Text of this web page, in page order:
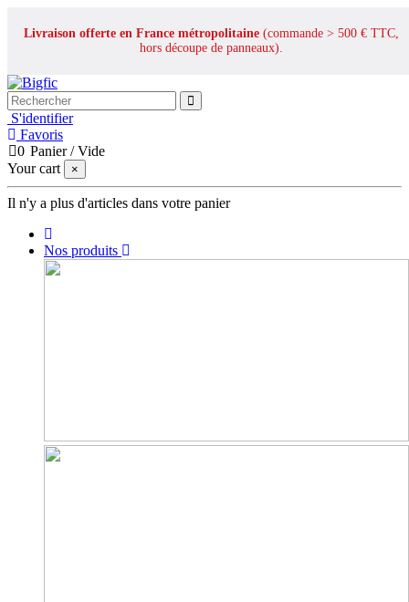
Livraison offerte en France métropolitaine (commande > 500 € TTC,
hors découpe de panneaux).
S'identifier
Favoris
0 Panier /Vide
Your cart
×
Il n'y a plus d'articles dans votre panier
Nos produits